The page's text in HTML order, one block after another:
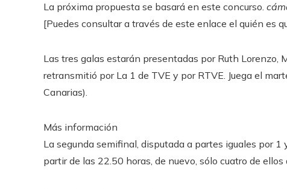
La próxima propuesta se basará en este concurso.
[Puedes consultar a través de este enlace el quién es
Las tres galas estarán presentadas por Ruth Lorenzo,
retransmitió por La 1 de TVE y por RTVE. Juega el
Canarias).
Más información
La segunda semifinal, disputada a partes iguales por
partir de las 22.50 horas, de nuevo, sólo cuatro de